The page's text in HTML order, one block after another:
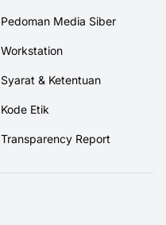
Pedoman Media Siber
Workstation
Syarat & Ketentuan
Kode Etik
Transparency Report